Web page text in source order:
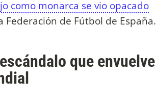
como monarca se vio opacado
de Fútbol de España.
que envuelve